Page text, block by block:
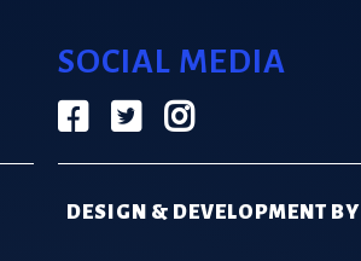
SOCIAL MEDIA
DESIGN & DEVELOPMENT BY